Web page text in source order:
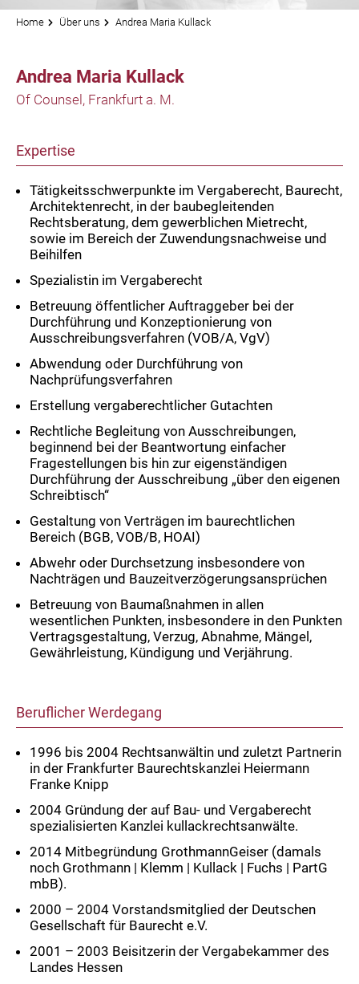
Home Über uns Andrea Maria Kullack
Andrea Maria Kullack
Of Counsel, Frankfurt a. M.
Expertise
Tätigkeitsschwerpunkte im Vergaberecht, Baurecht,
Architektenrecht, in der baubegleitenden
Rechtsberatung, dem gewerblichen Mietrecht,
sowie im Bereich der Zuwendungsnachweise und
Beihilfen
Spezialistin im Vergaberecht
Betreuung öffentlicher Auftraggeber bei der
Durchführung und Konzeptionierung von
Ausschreibungsverfahren (VOB/A, VgV)
Abwendung oder Durchführung von
Nachprüfungsverfahren
Erstellung vergaberechtlicher Gutachten
Rechtliche Begleitung von Ausschreibungen,
beginnend bei der Beantwortung einfacher
Fragestellungen bis hin zur eigenständigen
Durchführung der Ausschreibung „über den eigenen
Schreibtisch“
Gestaltung von Verträgen im baurechtlichen
Bereich (BGB, VOB/B, HOAI)
Abwehr oder Durchsetzung insbesondere von
Nachträgen und Bauzeitverzögerungsansprüchen
Betreuung von Baumaßnahmen in allen
wesentlichen Punkten, insbesondere in den Punkten
Vertragsgestaltung, Verzug, Abnahme, Mängel,
Gewährleistung, Kündigung und Verjährung.
Beruflicher Werdegang
1996 bis 2004 Rechtsanwältin und zuletzt Partnerin
in der Frankfurter Baurechtskanzlei Heiermann
Franke Knipp
2004 Gründung der auf Bau- und Vergaberecht
spezialisierten Kanzlei kullackrechtsanwälte.
2014 Mitbegründung GrothmannGeiser (damals
noch Grothmann | Klemm | Kullack | Fuchs | PartG
mbB).
2000 – 2004 Vorstandsmitglied der Deutschen
Gesellschaft für Baurecht e.V.
2001 – 2003 Beisitzerin der Vergabekammer des
Landes Hessen